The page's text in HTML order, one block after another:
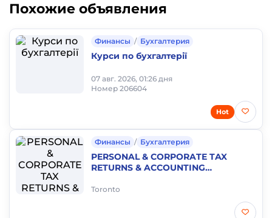
Похожие объявления
Финансы / Бухгалтерия
Курси по бухгалтерії
07 авг. 2026, 01:26 дня
Номер 206604
Hot
Финансы / Бухгалтерия
PERSONAL & CORPORATE TAX
RETURNS & ACCOUNTING
Toronto